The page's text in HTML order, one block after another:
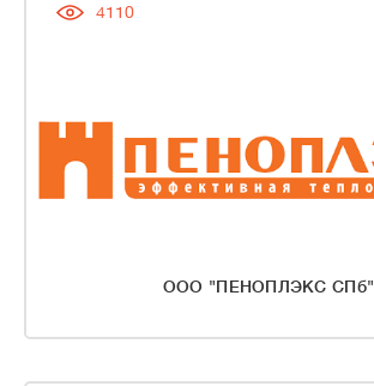
4110
ООО "ПЕНОПЛЭКС СПб"